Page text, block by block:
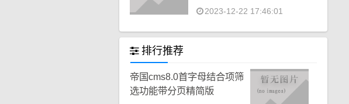
2023-12-22 17:46:01
排行推荐
帝国cms8.0首字母结合项筛
选功能带分页精简版